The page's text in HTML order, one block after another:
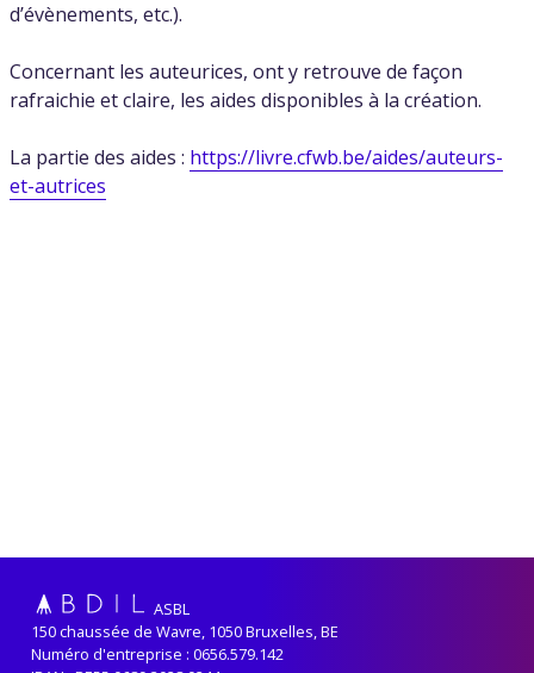
d’évènements, etc.).
Concernant les auteurices, ont y retrouve de façon
rafraichie et claire, les aides disponibles à la création.
La partie des aides : https://livre.cfwb.be/aides/auteurs-
et-autrices
ASBL
150 chaussée de Wavre, 1050 Bruxelles, BE
Numéro d'entreprise : 0656.579.142